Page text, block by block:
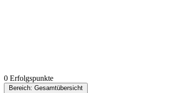
0 Erfolgspunkte
Bereich: Gesamtübersicht